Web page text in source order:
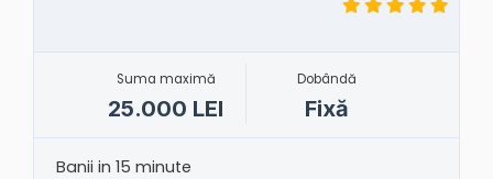
Suma maximă
25.000 LEI
Dobândă
Fixă
Banii in 15 minute